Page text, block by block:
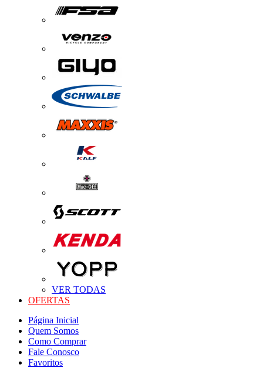
VER TODAS
OFERTAS
Página Inicial
Quem Somos
Como Comprar
Fale Conosco
Favoritos